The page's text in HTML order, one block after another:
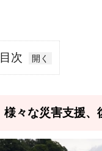
目次
1
な災
援、
様々な災害支援、